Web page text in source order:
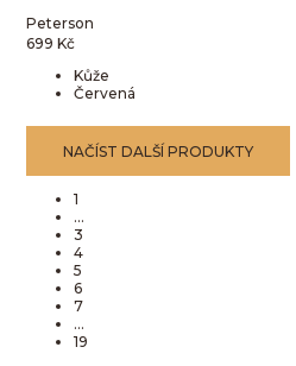
Peterson
699 Kč
Kůže
Červená
NAČÍST DALŠÍ PRODUKTY
1
...
3
4
5
6
7
...
19